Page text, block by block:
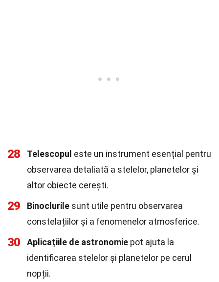
28 Telescopul este un instrument esențial pentru
observarea detaliată a stelelor, planetelor și
altor obiecte cerești.
29 Binoclurile sunt utile pentru observarea
constelațiilor și a fenomenelor atmosferice.
30 Aplicațiile de astronomie pot ajuta la
identificarea stelelor și planetelor pe cerul
nopții.